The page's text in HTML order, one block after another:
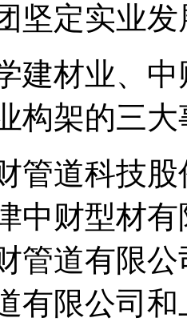
定实业发
材业、中
构架的三
道科技股
中财型材
管道有限
有限公司